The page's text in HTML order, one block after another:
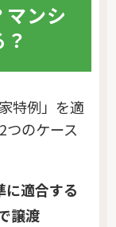
ンシ
特例」を適
つのケース
に適合する
譲渡